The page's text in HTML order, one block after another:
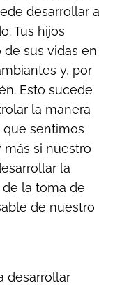
desarrollar a
Tus hijos
sus vidas en
y, por
Esto sucede
la manera
sentimos
si nuestro
la
la toma de
de nuestro
desarrollar